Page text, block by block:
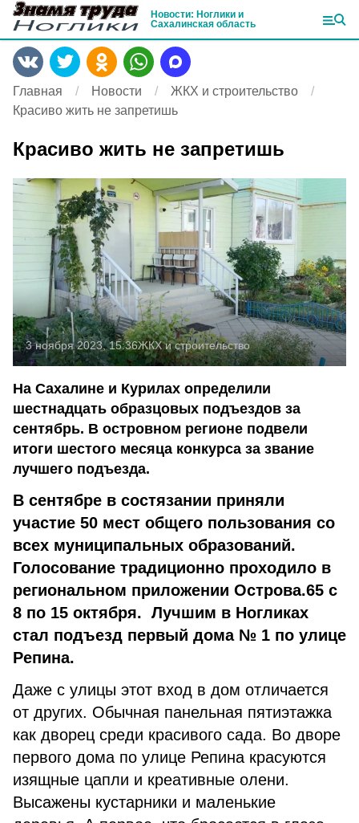
Новости: Ноглики и
Сахалинская область
Главная Новости
ЖКХ и строительство
Красиво жить не запретишь
Красиво жить не запретишь
3 ноября 2023, 15:36ЖКХ и строительство
На Сахалине и Курилах определили
шестнадцать образцовых подъездов за
сентябрь. В островном регионе подвели
итоги шестого месяца конкурса за звание
лучшего подъезда.
В сентябре в состязании приняли
участие 50 мест общего пользования со
всех муниципальных образований.
Голосование традиционно проходило в
региональном приложении Острова.65 с
8 по 15 октября. Лучшим в Ногликах
стал подъезд первый дома № 1 по улице
Репина.
Даже с улицы этот вход в дом отличается
от других. Обычная панельная пятиэтажка
как дворец среди красивого сада. Во дворе
первого дома по улице Репина красуются
изящные цапли и креативные олени.
Высажены кустарники и маленькие